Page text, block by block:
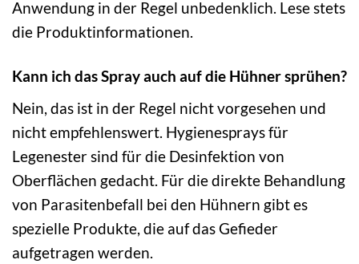
Anwendung in der Regel unbedenklich. Lese stets
die Produktinformationen.
Kann ich das Spray auch auf die Hühner sprühen?
Nein, das ist in der Regel nicht vorgesehen und
nicht empfehlenswert. Hygienesprays für
Legenester sind für die Desinfektion von
Oberflächen gedacht. Für die direkte Behandlung
von Parasitenbefall bei den Hühnern gibt es
spezielle Produkte, die auf das Gefieder
aufgetragen werden.